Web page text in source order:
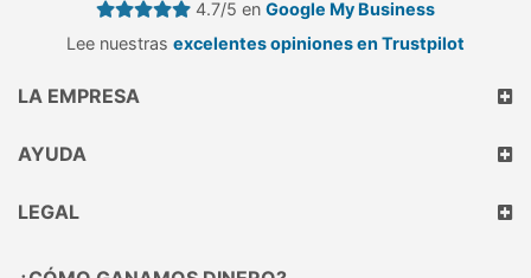
4.7/5 en Google My Business
Lee nuestras excelentes opiniones en Trustpilot
LA EMPRESA
AYUDA
LEGAL